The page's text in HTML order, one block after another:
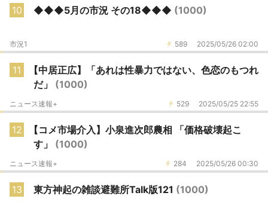
10 ◆◆◆5月の市況 その18◆◆◆ (1000)
589 2025/05/26 02:00
市況1
11
【中居正広】「あれは性暴力ではない、色恋のもつれ
だ」 (1000)
529 2025/05/25 22:55
ニュース速報+
12
【コメ市場介入】小泉進次郎農相 「価格破壊起こ
す」 (1000)
284 2025/05/26 00:30
ニュース速報+
13 東方神起の雑談避難所Talk版121 (1000)